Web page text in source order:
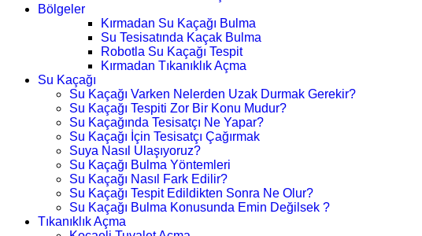
Bölgeler
Kırmadan Su Kaçağı Bulma
Su Tesisatında Kaçak Bulma
Robotla Su Kaçağı Tespit
Kırmadan Tıkanıklık Açma
Su Kaçağı
Su Kaçağı Varken Nelerden Uzak Durmak Gerekir?
Su Kaçağı Tespiti Zor Bir Konu Mudur?
Su Kaçağında Tesisatçı Ne Yapar?
Su Kaçağı İçin Tesisatçı Çağırmak
Suya Nasıl Ulaşıyoruz?
Su Kaçağı Bulma Yöntemleri
Su Kaçağı Nasıl Fark Edilir?
Su Kaçağı Tespit Edildikten Sonra Ne Olur?
Su Kaçağı Bulma Konusunda Emin Değilsek ?
Tıkanıklık Açma